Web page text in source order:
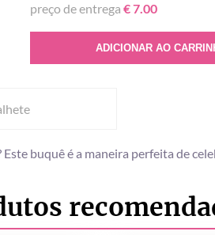
preço de entrega€ 7.00
ADICIONAR AO
buquê é a maneira perfeita de